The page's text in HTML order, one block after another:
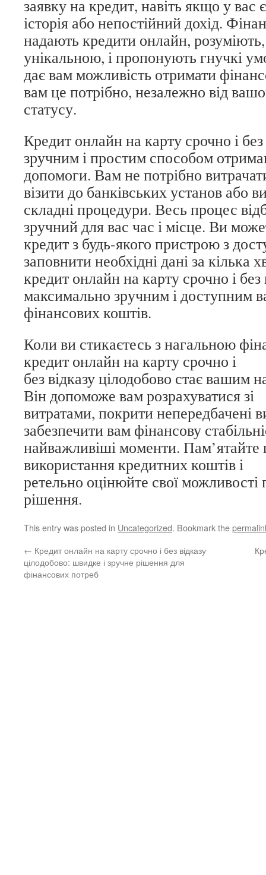
заявку на кредит, навіть якщо у вас
історія або непостійний дохід.
надають кредити онлайн,
унікальною, і пропонують гнучкі
дає вам можливість отримати
вам це потрібно, незалежно від
статусу.
Кредит онлайн на карту срочно і без
зручним і простим способом
допомоги. Вам не потрібно
візити до банківських установ або
складні процедури. Весь процес
зручний для вас час і місце. Ви
кредит з будь-якого пристрою з
заповнити необхідні дані за кілька
кредит онлайн на карту срочно і без
максимально зручним і доступним
фінансових коштів.
Коли ви стикаєтесь з нагальною
кредит онлайн на карту срочно і
без відказу цілодобово стає вашим
Він допоможе вам розрахуватися зі
витратами, покрити непередбачені
забезпечити вам фінансову
найважливіші моменти. Пам’ятайте
використання кредитних коштів і
ретельно оцінюйте свої
рішення.
This entry was posted in Uncategorized. Bookmark the
← Кредит онлайн на карту срочно і без відказу
цілодобово: швидке і зручне рішення для
фінансових потреб